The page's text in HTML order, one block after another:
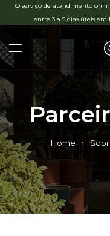
O serviço de atendimento
entre 3 a 5 dias úteis
Home ›